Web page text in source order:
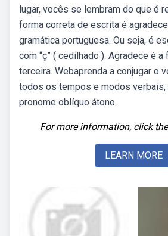
lugar, vocês se lembram do que é
forma correta de escrita é
gramática portuguesa. Ou seja, é
com “ç” ( cedilhado ). Agradece é a
terceira. Webaprenda a conjugar o
todos os tempos e modos verbais,
pronome oblíquo átono.
For more information, click
LEARN MORE